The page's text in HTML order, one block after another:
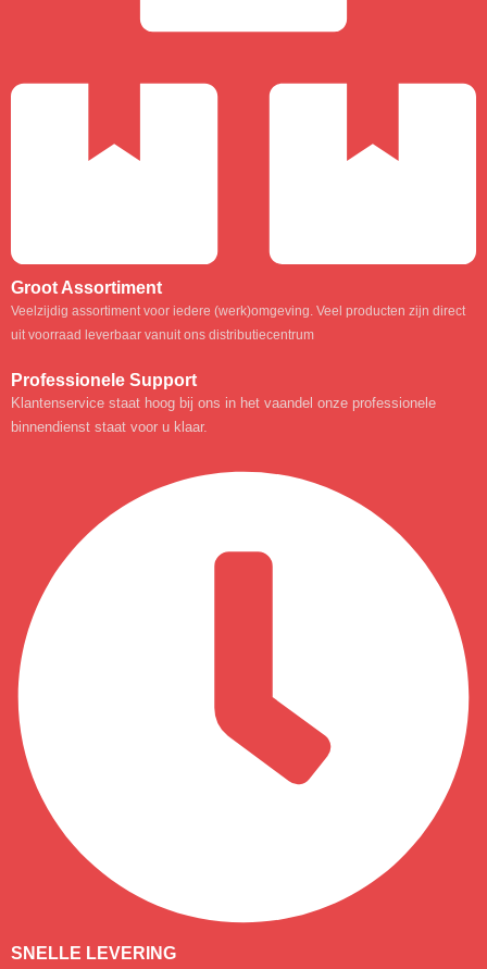
Groot Assortiment
Veelzijdig assortiment voor iedere (werk)omgeving. Veel producten zijn direct
uit voorraad leverbaar vanuit ons distributiecentrum
Professionele Support
Klantenservice staat hoog bij ons in het vaandel onze professionele
binnendienst staat voor u klaar.
SNELLE LEVERING